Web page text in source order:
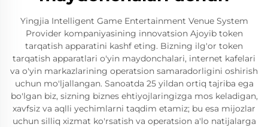
Yingjia Intelligent Game Entertainment Venue System
Provider kompaniyasining innovatsion Ajoyib token
tarqatish apparatini kashf eting. Bizning ilg'or token
tarqatish apparatlari o'yin maydonchalari, internet kafelari
va o'yin markazlarining operatsion samaradorligini oshirish
uchun mo'ljallangan. Sanoatda 25 yildan ortiq tajriba ega
bo'lgan biz, sizning biznes ehtiyojlaringizga mos keladigan,
xavfsiz va aqlli yechimlarni taqdim etamiz; bu esa mijozlar
uchun silliq xizmat ko'rsatish va operatsion a'lo natijalarga